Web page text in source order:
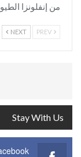
من إنفلونزا
NEXT
Stay With Us